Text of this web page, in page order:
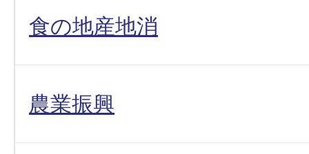
食の地産地消
農業振興